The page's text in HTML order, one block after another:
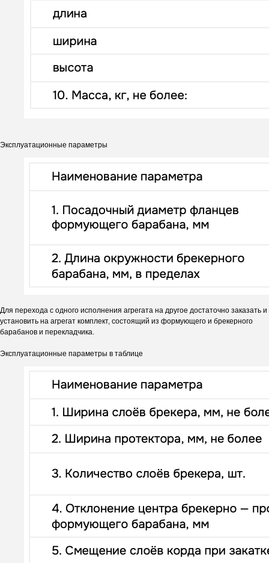
Эксплуатационные параметры
Для перехода с одного исполнения агрегата на другое достаточно заказать и
установить на агрегат комплект, состоящий из формующего и брекерного
барабанов и перекладчика.
Эксплуатационные параметры в таблице